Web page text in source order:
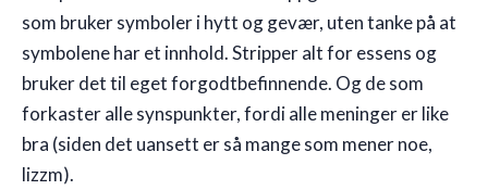
som bruker symboler i hytt og gevær, uten tanke på at
symbolene har et innhold. Stripper alt for essens og
bruker det til eget forgodtbefinnende. Og de som
forkaster alle synspunkter, fordi alle meninger er like
bra (siden det uansett er så mange som mener noe,
lizzm).